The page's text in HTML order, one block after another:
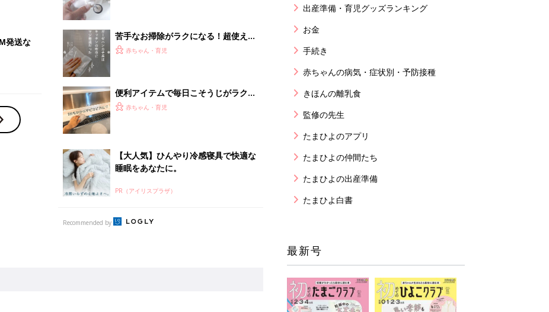
離乳食はいつから？進め方は？「たまひよ きほんの離
授乳の悩みや初めての離乳食作りに役立つ
子育てとお金
妊娠・出産・育児にかかる費用やもらえる補助
金・助成金を解説
出産準備・育児グッズランキング
お金
手続き
赤ちゃんの病気・症状別・予防接種
きほんの離乳食
監修の先生
たまひよのアプリ
たまひよの仲間たち
たまひよの出産準備
たまひよ白書
最新号